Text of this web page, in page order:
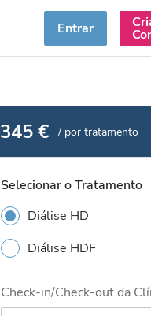
Entrar
345 € / por tratamento
Selecionar o Tratamento
Diálise HD
Diálise HDF
Check-in/Check-out da